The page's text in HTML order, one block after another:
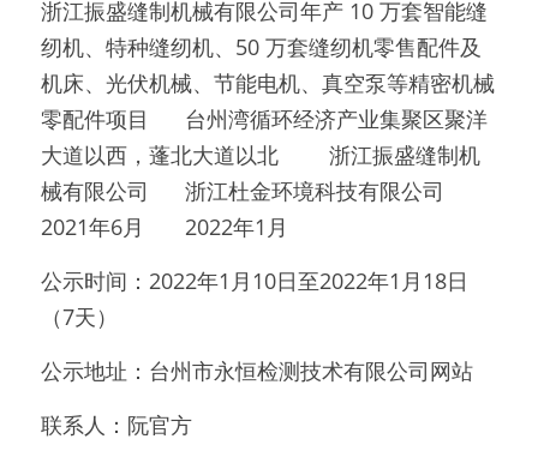
浙江振盛缝制机械有限公司年产 10 万套智能缝
纫机、特种缝纫机、50 万套缝纫机零售配件及
机床、光伏机械、节能电机、真空泵等精密机械
零配件项目	台州湾循环经济产业集聚区聚洋
大道以西，蓬北大道以北	浙江振盛缝制机
械有限公司	浙江杜金环境科技有限公司
2021年6月	2022年1月
公示时间：2022年1月10日至2022年1月18日
（7天）
公示地址：台州市永恒检测技术有限公司网站
联系人：阮官方